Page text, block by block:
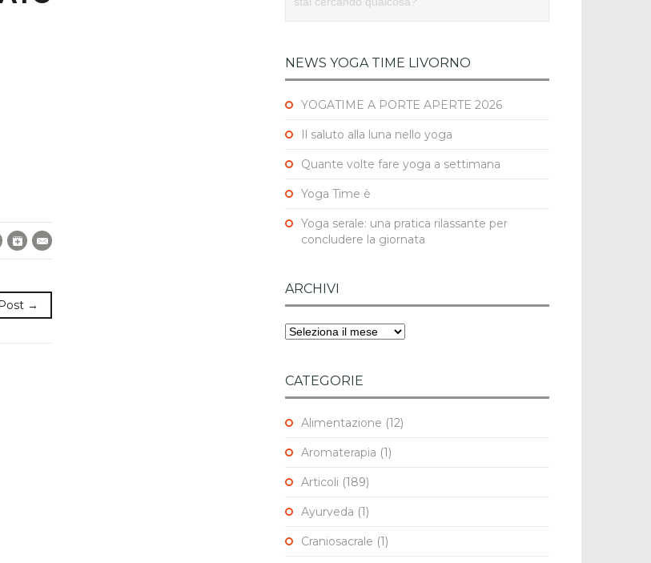
TwitterGoogle+
→
NEWS YOGA TIME LIVORNO
YOGATIME A PORTE APERTE 2026
Il saluto alla luna nello yoga
Quante volte fare yoga a settimana
Yoga Time è
Yoga serale: una pratica rilassante per
concludere la giornata
ARCHIVI
Archivi
CATEGORIE
Alimentazione (12)
Aromaterapia (1)
Articoli (189)
Ayurveda (1)
Craniosacrale (1)